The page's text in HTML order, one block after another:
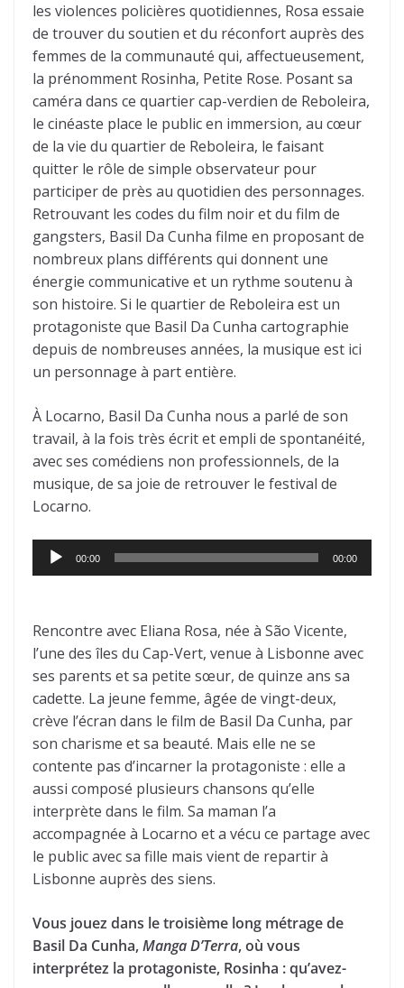
les violences policières quotidiennes, Rosa essaie
de trouver du soutien et du réconfort auprès des
femmes de la communauté qui, affectueusement,
la prénomment Rosinha, Petite Rose. Posant sa
caméra dans ce quartier cap-verdien de Reboleira,
le cinéaste place le public en immersion, au cœur
de la vie du quartier de Reboleira, le faisant
quitter le rôle de simple observateur pour
participer de près au quotidien des personnages.
Retrouvant les codes du film noir et du film de
gangsters, Basil Da Cunha filme en proposant de
nombreux plans différents qui donnent une
énergie communicative et un rythme soutenu à
son histoire. Si le quartier de Reboleira est un
protagoniste que Basil Da Cunha cartographie
depuis de nombreuses années, la musique est ici
un personnage à part entière.
À Locarno, Basil Da Cunha nous a parlé de son
travail, à la fois très écrit et empli de spontanéité,
avec ses comédiens non professionnels, de la
musique, de sa joie de retrouver le festival de
Locarno.
Lecteur
audio
00:00 00:00
Rencontre avec Eliana Rosa, née à São Vicente,
l’une des îles du Cap-Vert, venue à Lisbonne avec
ses parents et sa petite sœur, de quinze ans sa
cadette. La jeune femme, âgée de vingt-deux,
crève l’écran dans le film de Basil Da Cunha, par
son charisme et sa beauté. Mais elle ne se
contente pas d’incarner la protagoniste : elle a
aussi composé plusieurs chansons qu’elle
interprète dans le film. Sa maman l’a
accompagnée à Locarno et a vécu ce partage avec
le public avec sa fille mais vient de repartir à
Lisbonne auprès des siens.
Vous jouez dans le troisième long métrage de
Basil Da Cunha,Manga D’Terra, où vous
interprétez la protagoniste, Rosinha : qu’avez-